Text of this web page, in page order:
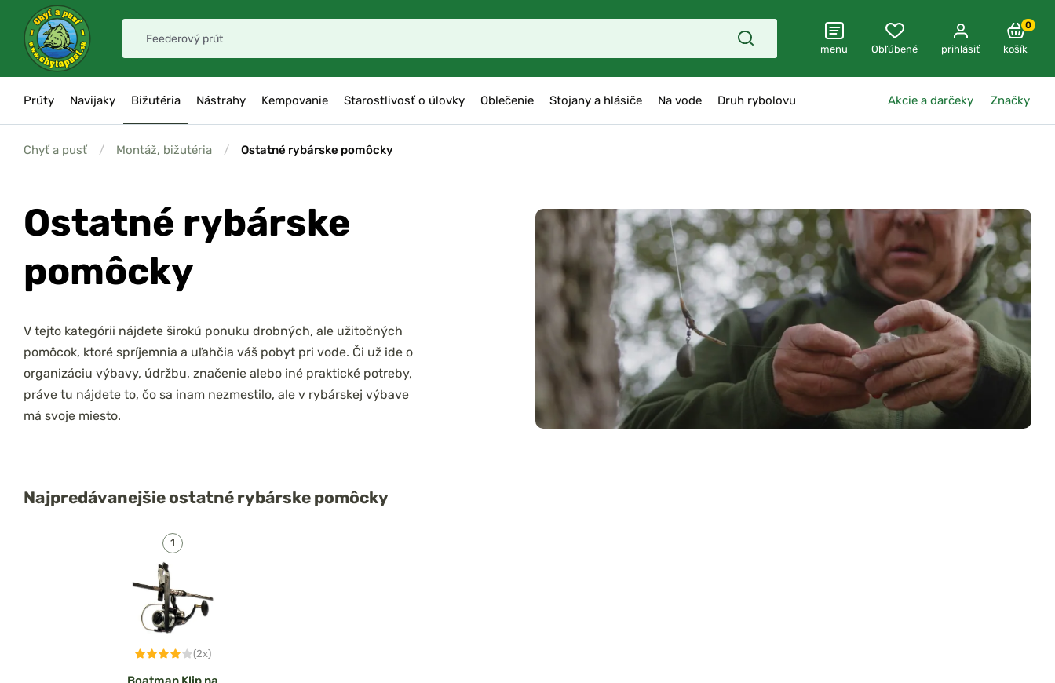
menu Obľúbené prihlásiť
0
košík
Prúty Navijaky Bižutéria Nástrahy Kempovanie Starostlivosť o úlovky Oblečenie Stojany a hlásiče Na vode Druh rybolovu Akcie a darčeky Značky
Chyť a pusť / Montáž, bižutéria / Ostatné rybárske pomôcky
Ostatné rybárske
pomôcky
V tejto kategórii nájdete širokú ponuku drobných, ale užitočných
pomôcok, ktoré spríjemnia a uľahčia váš pobyt pri vode. Či už ide o
organizáciu výbavy, údržbu, značenie alebo iné praktické potreby,
práve tu nájdete to, čo sa inam nezmestilo, ale v rybárskej výbave
má svoje miesto.
Najpredávanejšieostatné rybárske pomôcky
(2x)